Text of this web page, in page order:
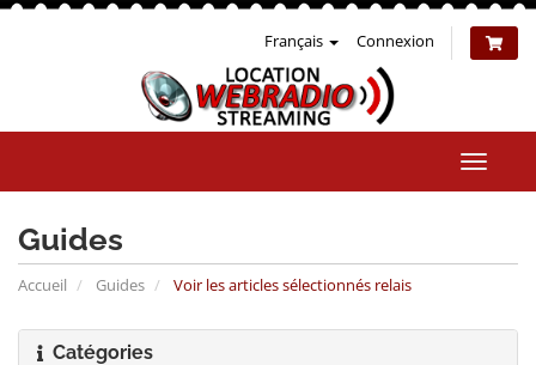
Français Connexion
la
Guides
Accueil Guides Voir les articles sélectionnés relais
Catégories